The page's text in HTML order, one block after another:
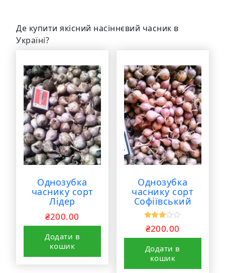
Де купити якісний насіннєвий часник в
Україні?
Однозубка
часнику сорт
Лідер
₴200.00
Додати в
кошик
Однозубка
часнику сорт
Софіївський
Оціне
но в
3.00
₴200.00
Додати в
кошик